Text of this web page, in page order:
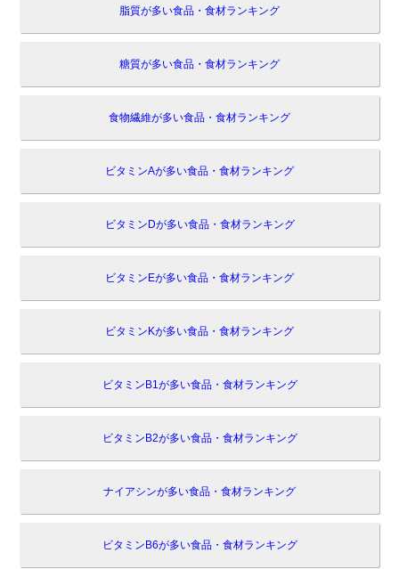
脂質が多い食品・食材ランキング
糖質が多い食品・食材ランキング
食物繊維が多い食品・食材ランキング
ビタミンAが多い食品・食材ランキング
ビタミンDが多い食品・食材ランキング
ビタミンEが多い食品・食材ランキング
ビタミンKが多い食品・食材ランキング
ビタミンB1が多い食品・食材ランキング
ビタミンB2が多い食品・食材ランキング
ナイアシンが多い食品・食材ランキング
ビタミンB6が多い食品・食材ランキング